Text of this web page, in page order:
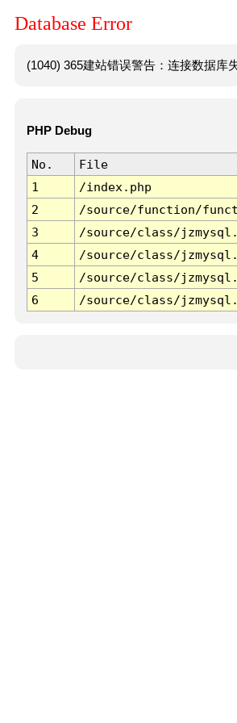
Database Error
(1040) 365建站错误警告：连接数据库
PHP Debug
No. File
1
/index.php
2
/source/function/
3
/source/class/
4
/source/class/
5
/source/class/
6
/source/class/